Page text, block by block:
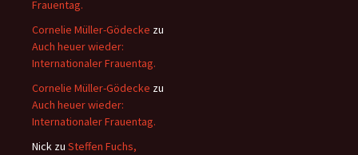
Frauentag.
Cornelie Müller-Gödecke zu
Auch heuer wieder:
Internationaler Frauentag.
Cornelie Müller-Gödecke zu
Auch heuer wieder:
Internationaler Frauentag.
Nick zu Steffen Fuchs,